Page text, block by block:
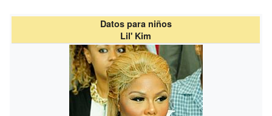
Datos para niños
Lil' Kim